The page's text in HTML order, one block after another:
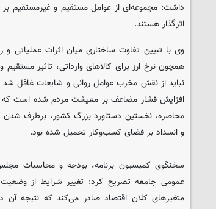
داشت: مجموعه‌ای از عوامل مستقیم و غیرمستقیم
اثرگذار هستند.
وی با تبیین تفاوت ساختاری میان اثرات عملیاتی
همچون نرخ ارز برای کالاهای وارداتی، تاثیر مستقیم
نباید از نقش مخرب عوامل روانی و شایعات غافل شد
افزایش فشار مضاعف بر معیشت مردم شده است که
محاصره، نخستین دستاورد بزرگ کشور، برطرف
و انسداد بر فضای کسب‌وکار تحمیل شده بود.
سخنگوی کمیسیون برنامه، بودجه و محاسبات
عمومی جامعه تصریح کرد: تغییر شرایط از
متغیرهای کلان اقتصاد صادر می‌کند که نتیجه